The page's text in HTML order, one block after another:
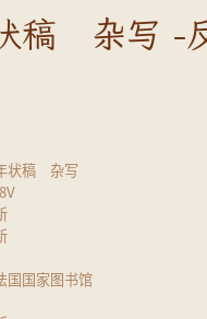
稿 杂写 -
状稿 杂写
国国家图书馆